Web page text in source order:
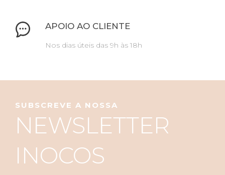
APOIO AO CLIENTE
Nos dias úteis das 9h às 18h
SUBSCREVE A NOSSA
NEWSLETTER
INOCOS